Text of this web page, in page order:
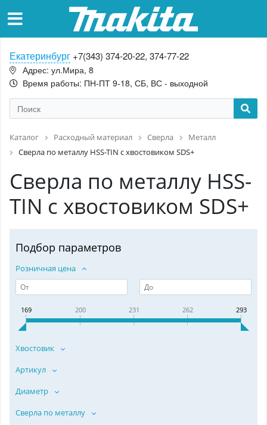
Екатеринбург +7(343) 374-20-22, 374-77-22
Адрес: ул.Мира, 8
Время работы: ПН-ПТ 9-18, СБ, ВС - выходной
Каталог Расходный материал Сверла
Металл
Сверла по металлу HSS-TIN с хвостовиком SDS+
Сверла по металлу HSS-
TIN с хвостовиком SDS+
Подбор параметров
Розничная цена
169 200 231 262 293
Хвостовик
Артикул
Диаметр
Сверла по металлу